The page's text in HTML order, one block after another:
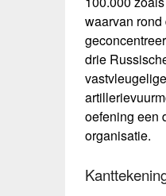
waarvan
drie
oefening een
organisatie.